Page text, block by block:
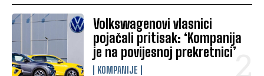
Volkswagenovi vlasnici
pojačali pritisak: ‘Kompanija
je na povijesnoj prekretnici’
KOMPANIJE